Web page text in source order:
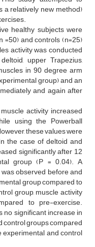
a relatively new method)
healthy subjects were
and controls (n=25)
activity was conducted
upper Trapezius,
in 90 degree arm
group) and an
and again after
activity increased
using the Powerball
these values were
the case of deltoid and
significantly after 12
group (P = 0.04). A
observed before and
group compared to
group, muscle activity
to pre-exercise.
no significant increase in
control groups compared
and control